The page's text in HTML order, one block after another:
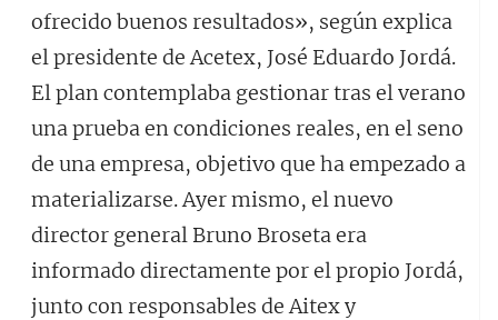
ofrecido buenos resultados», según explica
el presidente de Acetex, José Eduardo Jordá.
El plan contemplaba gestionar tras el verano
una prueba en condiciones reales, en el seno
de una empresa, objetivo que ha empezado a
materializarse. Ayer mismo, el nuevo
director general Bruno Broseta era
informado directamente por el propio Jordá,
junto con responsables de Aitex y